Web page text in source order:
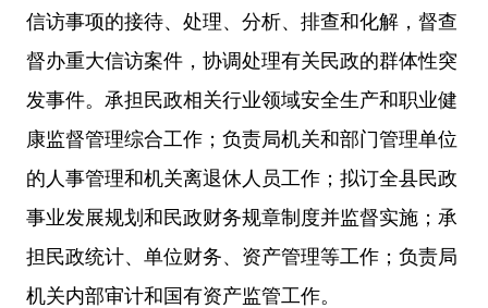
信访事项的接待、处理、分析、排查和化解，督查
督办重大信访案件，协调处理有关民政的群体性突
发事件。承担民政相关行业领域安全生产和职业健
康监督管理综合工作；负责局机关和部门管理单位
的人事管理和机关离退休人员工作；拟订全县民政
事业发展规划和民政财务规章制度并监督实施；承
担民政统计、单位财务、资产管理等工作；负责局
机关内部审计和国有资产监管工作。